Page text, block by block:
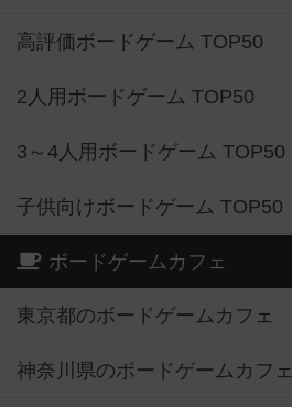
高評価ボードゲーム TOP50
2人用ボードゲーム TOP50
3～4人用ボードゲーム TOP50
子供向けボードゲーム TOP50
ボードゲームカフェ
東京都のボードゲームカフェ
神奈川県のボードゲームカフェ